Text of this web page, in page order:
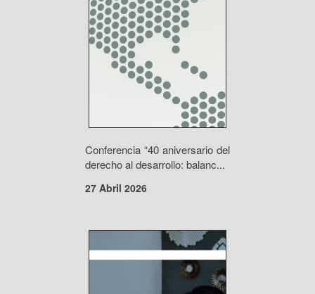
Conferencia “40 aniversario del
derecho al desarrollo: balanc...
27 Abril 2026